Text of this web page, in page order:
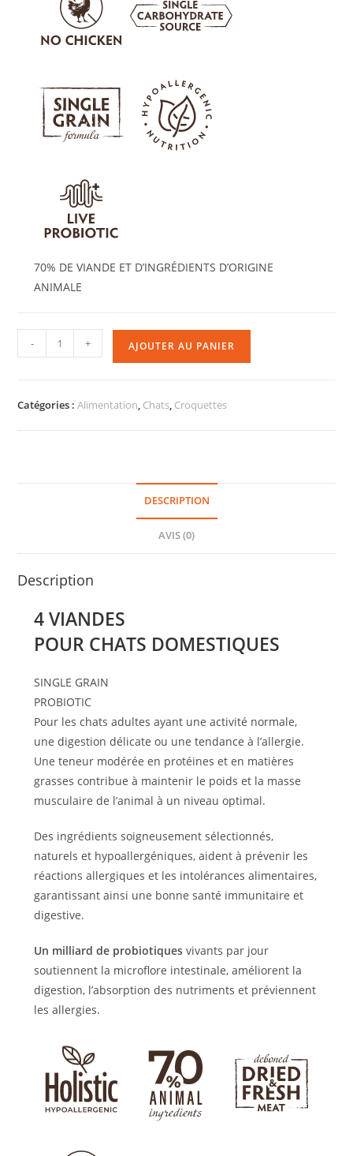
70% DE VIANDE ET D’INGRÉDIENTS D’ORIGINE
ANIMALE
- + AJOUTER AU PANIER
Catégories :Alimentation, Chats, Croquettes
DESCRIPTION
AVIS (0)
Description
4 VIANDES
POUR CHATS DOMESTIQUES
SINGLE GRAIN
PROBIOTIC
Pour les chats adultes ayant une activité normale,
une digestion délicate ou une tendance à l’allergie.
Une teneur modérée en protéines et en matières
grasses contribue à maintenir le poids et la masse
musculaire de l’animal à un niveau optimal.
Des ingrédients soigneusement sélectionnés,
naturels et hypoallergéniques, aident à prévenir les
réactions allergiques et les intolérances alimentaires,
garantissant ainsi une bonne santé immunitaire et
digestive.
Un milliard de probiotiquesvivants par jour
soutiennent la microflore intestinale, améliorent la
digestion, l’absorption des nutriments et préviennent
les allergies.